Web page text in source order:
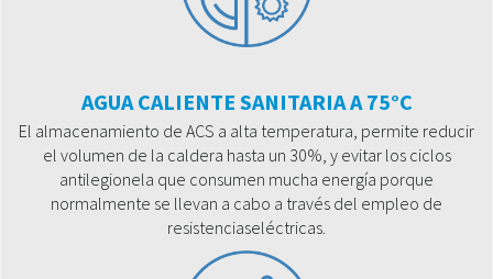
AGUA CALIENTE SANITARIA A 75°C
El almacenamiento de ACS a alta temperatura, permite reducir
el volumen de la caldera hasta un 30%, y evitar los ciclos
antilegionela que consumen mucha energía porque
normalmente se llevan a cabo a través del empleo de
resistenciaseléctricas.